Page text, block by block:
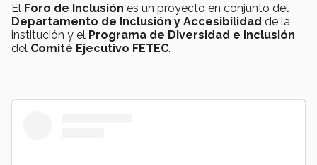
El Foro de Inclusión es un proyecto en conjunto del
Departamento de Inclusión y Accesibilidad de la
institución y el Programa de Diversidad e Inclusión
del Comité Ejecutivo FETEC.